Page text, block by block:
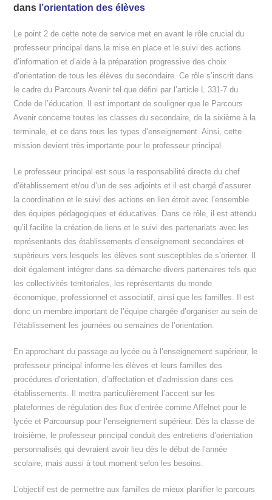
dans l’orientation des élèves
Le point 2 de cette note de service met en avant le rôle crucial du
professeur principal dans la mise en place et le suivi des actions
d’information et d’aide à la préparation progressive des choix
d’orientation de tous les élèves du secondaire. Ce rôle s’inscrit dans
le cadre du Parcours Avenir tel que défini par l’article L.331-7 du
Code de l’éducation. Il est important de souligner que le Parcours
Avenir concerne toutes les classes du secondaire, de la sixième à la
terminale, et ce dans tous les types d’enseignement. Ainsi, cette
mission devient très importante pour le professeur principal.
Le professeur principal est sous la responsabilité directe du chef
d’établissement et/ou d’un de ses adjoints et il est chargé d’assurer
la coordination et le suivi des actions en lien étroit avec l’ensemble
des équipes pédagogiques et éducatives. Dans ce rôle, il est attendu
qu’il facilite la création de liens et le suivi des partenariats avec les
représentants des établissements d’enseignement secondaires et
supérieurs vers lesquels les élèves sont susceptibles de s’orienter. Il
doit également intégrer dans sa démarche divers partenaires tels que
les collectivités territoriales, les représentants du monde
économique, professionnel et associatif, ainsi que les familles. Il est
donc un membre important de l’équipe chargée d’organiser au sein de
l’établissement les journées ou semaines de l’orientation.
En approchant du passage au lycée ou à l’enseignement supérieur, le
professeur principal informe les élèves et leurs familles des
procédures d’orientation, d’affectation et d’admission dans ces
établissements. Il mettra particulièrement l’accent sur les
plateformes de régulation des flux d’entrée comme Affelnet pour le
lycée et Parcoursup pour l’enseignement supérieur. Dès la classe de
troisième, le professeur principal conduit des entretiens d’orientation
personnalisés qui devraient avoir lieu dès le début de l’année
scolaire, mais aussi à tout moment selon les besoins.
L’objectif est de permettre aux familles de mieux planifier le parcours